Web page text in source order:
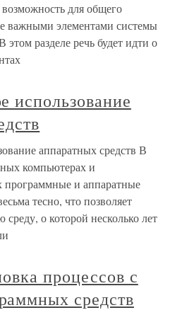
для общего
важными элементами системы
этом разделе речь будет идти о
использование
аппаратных средств В
компьютерах и
программные и аппаратные
тесно, что позволяет
среду, о которой несколько лет
процессов с
средств